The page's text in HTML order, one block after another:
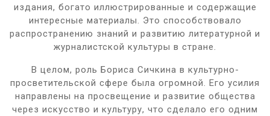
издания, богато иллюстрированные и содержащие
интересные материалы. Это способствовало
распространению знаний и развитию литературной и
журналистской культуры в стране.
В целом, роль Бориса Сичкина в культурно-
просветительской сфере была огромной. Его усилия
направлены на просвещение и развитие общества
через искусство и культуру, что сделало его одним